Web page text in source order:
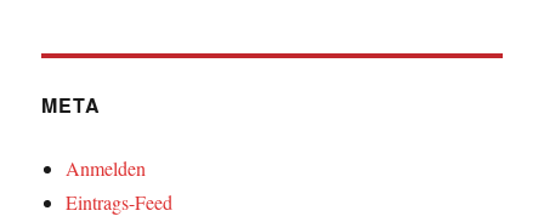
META
Anmelden
Eintrags-Feed